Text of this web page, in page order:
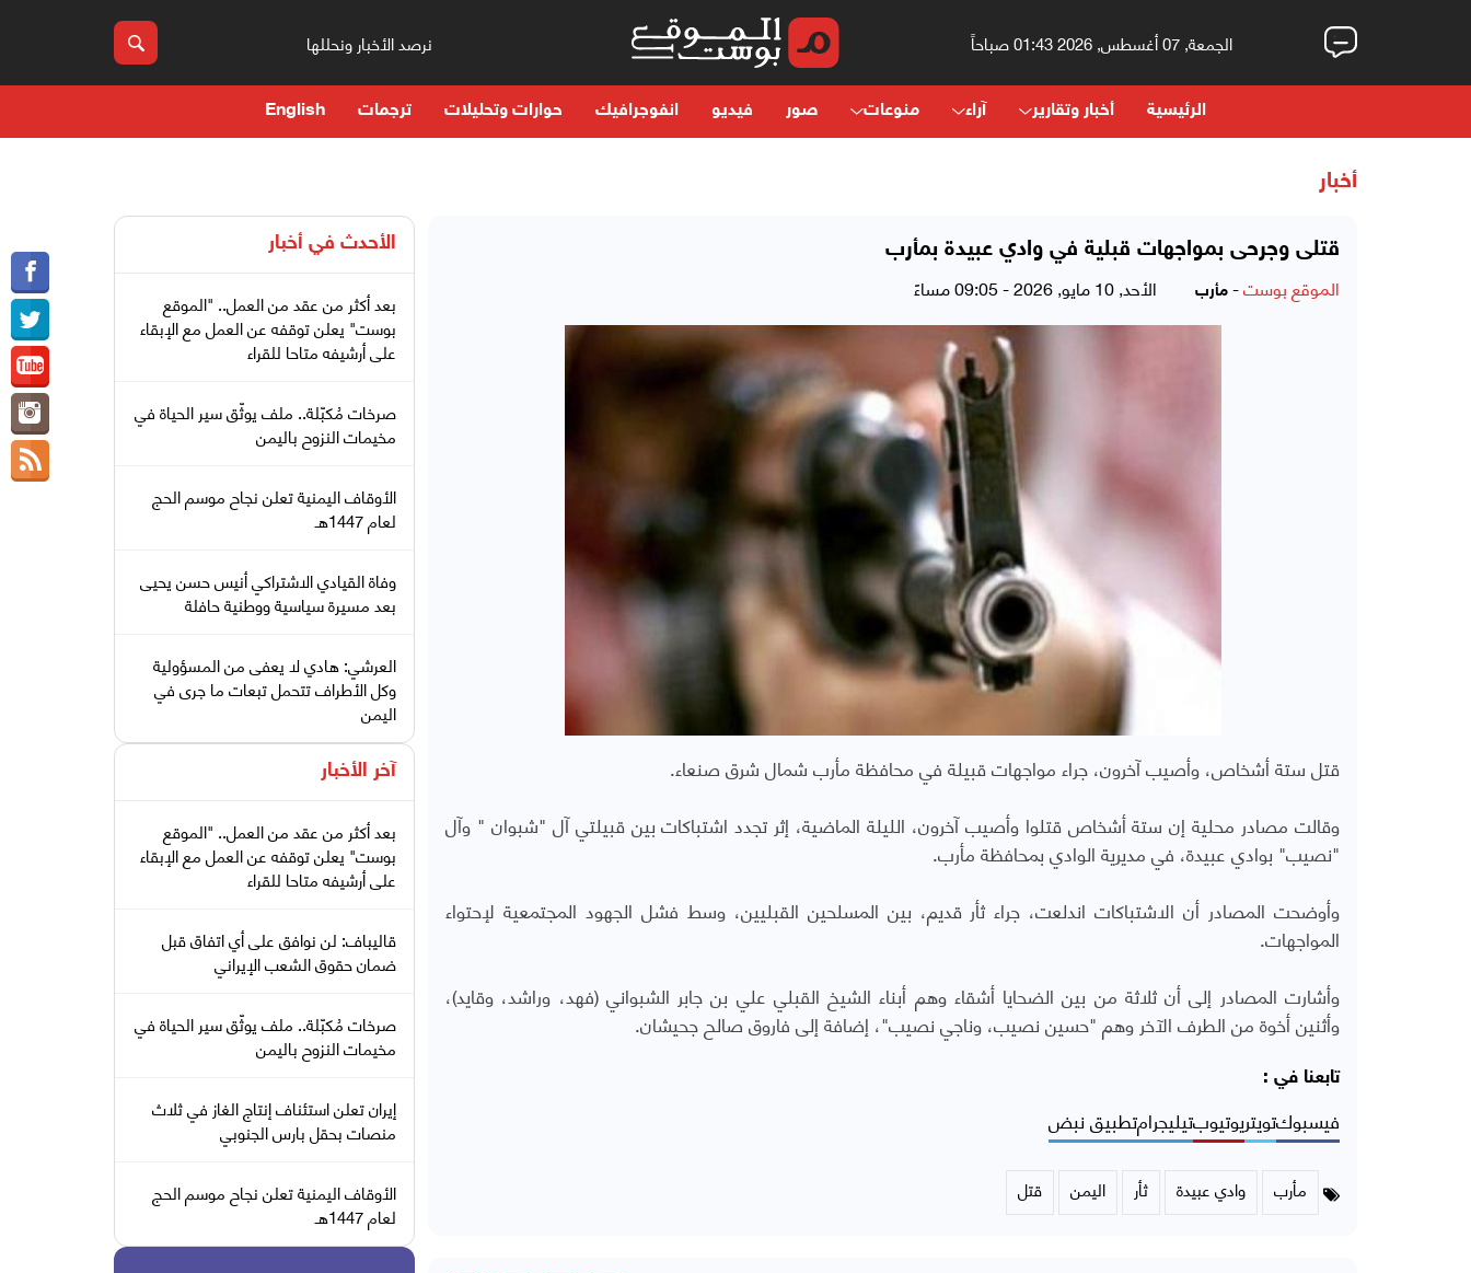
الجمعة, 07 أغسطس, 2026 01:43 صباحاً نرصد الأخبار ونحللها
الرئيسية أخبار وتقارير آراء منوعات صور فيديو انفوجرافيك حوارات وتحليلات ترجمات English
أخبار
قتلى وجرحى بمواجهات قبلية في وادي عبيدة بمأرب
الموقع بوست- مأرب الأحد, 10 مايو, 2026 - 09:05 مساءً
قتل ستة أشخاص، وأصيب آخرون، جراء مواجهات قبيلة في محافظة مأرب شمال شرق صنعاء.
وقالت مصادر محلية إن ستة أشخاص قتلوا وأصيب آخرون، الليلة الماضية، إثر تجدد اشتباكات بين قبيلتي آل "شبوان " وآل
"نصيب" بوادي عبيدة، في مديرية الوادي بمحافظة مأرب.
وأوضحت المصادر أن الاشتباكات اندلعت، جراء ثأر قديم، بين المسلحين القبليين، وسط فشل الجهود المجتمعية لإحتواء
المواجهات.
وأشارت المصادر إلى أن ثلاثة من بين الضحايا أشقاء وهم أبناء الشيخ القبلي علي بن جابر الشبواني (فهد، وراشد، وقايد)،
وأثنين أخوة من الطرف الآخر وهم "حسين نصيب، وناجي نصيب"، إضافة إلى فاروق صالح جحيشان.
تابعنا في :
فيسبوكتويتريوتيوبتيليجرامتطبيق نبض
مأرب وادي عبيدة ثأر اليمن قتل
الأحدث في أخبار
بعد أكثر من عقد من العمل.. "الموقع
بوست" يعلن توقفه عن العمل مع الإبقاء
على أرشيفه متاحا للقراء
صرخات مُكبّلة.. ملف يوثّق سير الحياة في
مخيمات النزوح باليمن
الأوقاف اليمنية تعلن نجاح موسم الحج
لعام 1447هـ
وفاة القيادي الاشتراكي أنيس حسن يحيى
بعد مسيرة سياسية ووطنية حافلة
العرشي: هادي لا يعفى من المسؤولية
وكل الأطراف تتحمل تبعات ما جرى في
اليمن
آخر الأخبار
بعد أكثر من عقد من العمل.. "الموقع
بوست" يعلن توقفه عن العمل مع الإبقاء
على أرشيفه متاحا للقراء
قاليباف: لن نوافق على أي اتفاق قبل
ضمان حقوق الشعب الإيراني
صرخات مُكبّلة.. ملف يوثّق سير الحياة في
مخيمات النزوح باليمن
إيران تعلن استئناف إنتاج الغاز في ثلاث
منصات بحقل بارس الجنوبي
الأوقاف اليمنية تعلن نجاح موسم الحج
لعام 1447هـ